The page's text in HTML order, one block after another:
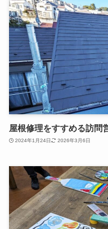
屋根修理をすすめる訪問
2024年1月24日 2026年3月6日